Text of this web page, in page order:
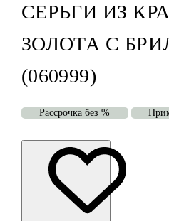
СЕРЬГИ ИЗ
ЗОЛОТА С
(060999)
Рассрочка без %